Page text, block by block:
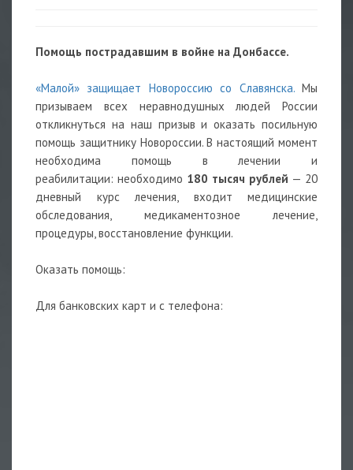
Помощь пострадавшим в войне на Донбассе.
«Малой» защищает Новороссию со Славянска.Мы
призываем всех неравнодушных людей России
откликнуться на наш призыв и оказать посильную
помощь защитнику Новороссии. В настоящий момент
необходима помощь в лечении и
реабилитации: необходимо 180 тысяч рублей — 20
дневный курс лечения, входит медицинские
обследования, медикаментозное лечение,
процедуры, восстановление функции.
Оказать помощь:
Для банковских карт и с телефона: